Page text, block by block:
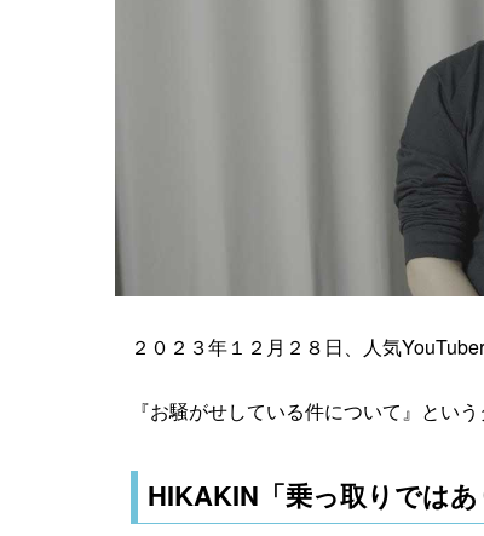
２０２３年１２月２８日、人気
『お騒がせしている件について』とい
HIKAKIN「乗っ取りでは